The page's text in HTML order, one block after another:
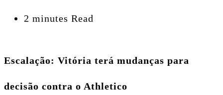
2 minutes Read
Escalação: Vitória terá mudanças para
decisão contra o Athletico